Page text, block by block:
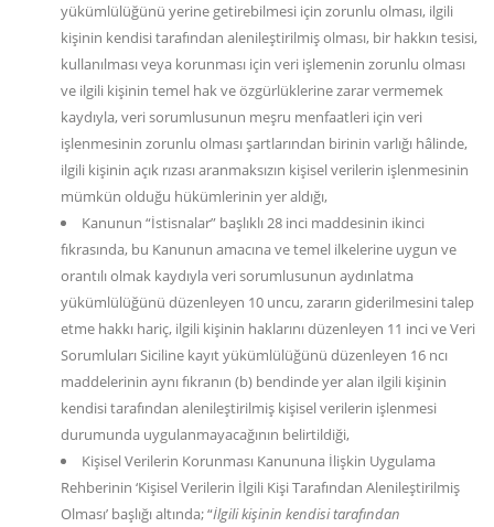
yükümlülüğünü yerine getirebilmesi için zorunlu olması, ilgili
kişinin kendisi tarafından alenileştirilmiş olması, bir hakkın tesisi,
kullanılması veya korunması için veri işlemenin zorunlu olması
ve ilgili kişinin temel hak ve özgürlüklerine zarar vermemek
kaydıyla, veri sorumlusunun meşru menfaatleri için veri
işlenmesinin zorunlu olması şartlarından birinin varlığı hâlinde,
ilgili kişinin açık rızası aranmaksızın kişisel verilerin işlenmesinin
mümkün olduğu hükümlerinin yer aldığı,
Kanunun “İstisnalar” başlıklı 28 inci maddesinin ikinci
fıkrasında, bu Kanunun amacına ve temel ilkelerine uygun ve
orantılı olmak kaydıyla veri sorumlusunun aydınlatma
yükümlülüğünü düzenleyen 10 uncu, zararın giderilmesini talep
etme hakkı hariç, ilgili kişinin haklarını düzenleyen 11 inci ve Veri
Sorumluları Siciline kayıt yükümlülüğünü düzenleyen 16 ncı
maddelerinin aynı fıkranın (b) bendinde yer alan ilgili kişinin
kendisi tarafından alenileştirilmiş kişisel verilerin işlenmesi
durumunda uygulanmayacağının belirtildiği,
Kişisel Verilerin Korunması Kanununa İlişkin Uygulama
Rehberinin ‘Kişisel Verilerin İlgili Kişi Tarafından Alenileştirilmiş
Olması’ başlığı altında; “İlgili kişinin kendisi tarafından